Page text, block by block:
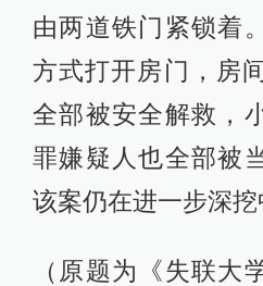
由两道铁门紧锁着
方式打开房门，房
全部被安全解救，
罪嫌疑人也全部被
该案仍在进一步深挖
（原题为《失联大